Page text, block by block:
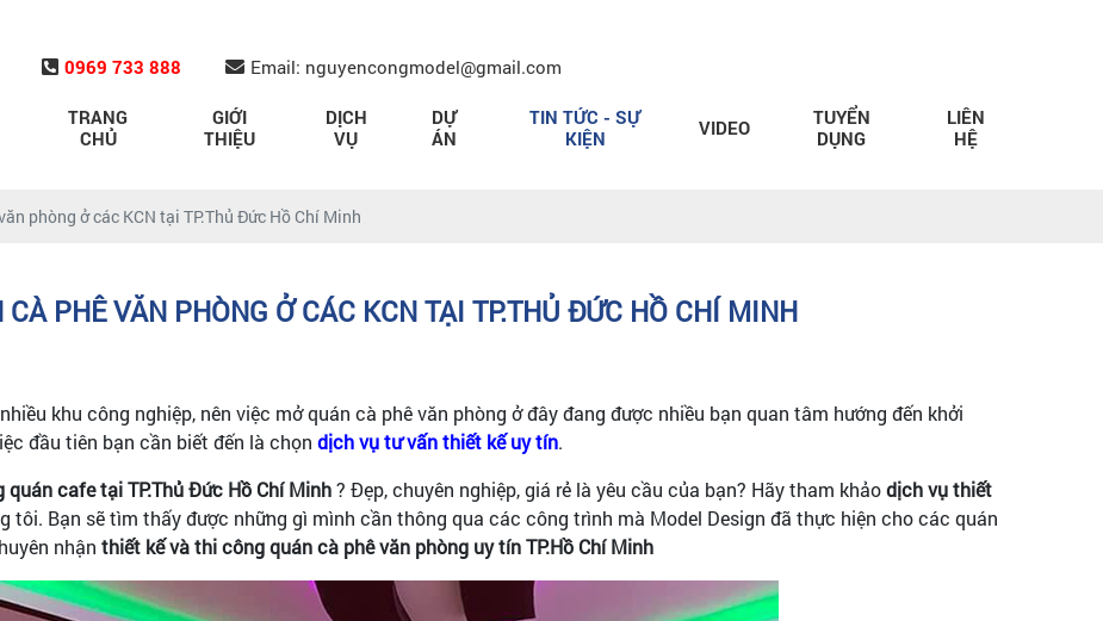
0969 733 888 Email: nguyencongmodel@gmail.com
TRANG
CHỦ
GIỚI
THIỆU
DỊCH
VỤ
DỰ
ÁN
TIN TỨC - SỰ
KIỆN
VIDEO
TUYỂN
DỤNG
LIÊN
HỆ
phòng ở các KCN tại TP.Thủ Đức Hồ Chí Minh
CÀ PHÊ VĂN PHÒNG Ở CÁC KCN TẠI TP.THỦ ĐỨC HỒ CHÍ MINH
khu công nghiệp, nên việc mở quán cà phê văn phòng ở đây đang được nhiều bạn quan tâm hướng đến khởi
đầu tiên bạn cần biết đến là chọn dịch vụ tư vấn thiết kế uy tín.
cafe tại TP.Thủ Đức Hồ Chí Minh? Đẹp, chuyên nghiệp, giá rẻ là yêu cầu của bạn? Hãy tham khảodịch vụ thiết
tôi. Bạn sẽ tìm thấy được những gì mình cần thông qua các công trình mà Model Design đã thực hiện cho các quán
nhận thiết kế và thi công quán cà phê văn phòng uy tín TP.Hồ Chí Minh